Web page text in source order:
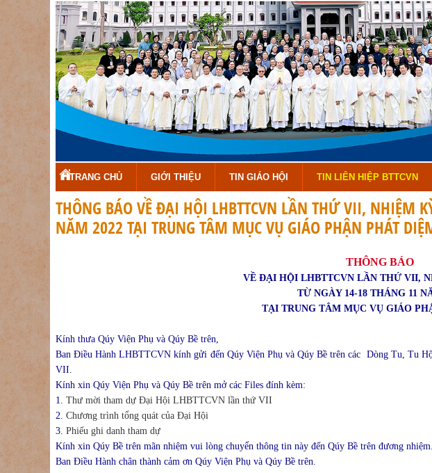
TRANG CHỦ GIỚI THIỆU TIN GIÁO HỘI TIN LIÊN HIỆP BTTCVN
THÔNG BÁO VỀ ĐẠI HỘI LHBTTCVN LẦN THỨ VII, NHIỆM
NĂM 2022 TẠI TRUNG TÂM MỤC VỤ GIÁO PHẬN PHÁT
THÔNG BÁO
VỀ ĐẠI HỘI LHBTTCVN LẦN THỨ VII,
TỪ NGÀY 14-18 THÁNG 11
TẠI TRUNG TÂM MỤC VỤ GIÁO
Kính thưa Qúy Viện Phụ và Qúy Bề trên,
Ban Điều Hành LHBTTCVN kính gửi đến Qúy Viện Phụ và Qúy Bề trên các Dòng Tu, Tu
VII.
Kính xin Qúy Viện Phụ và Qúy Bề trên mở các Files đính kèm:
1. Thư mời tham dự Đại Hội LHBTTCVN lần thứ VII
2. Chương trình tổng quát của Đại Hội
3. Phiếu ghi danh tham dự
Kính xin Qúy Bề trên mãn nhiệm vui lòng chuyển thông tin này đến Qúy Bề trên đương nhiệm.
Ban Điều Hành chân thành cảm ơn Qúy Viện Phụ và Qúy Bề trên.